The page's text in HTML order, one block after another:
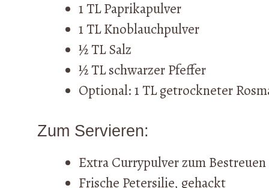
1 TL Paprikapulver
1 TL Knoblauchpulver
½ TL Salz
½ TL schwarzer Pfeffer
Optional: 1 TL getrockneter
Zum Servieren:
Extra Currypulver zum Bestreuen
Frische Petersilie, gehackt